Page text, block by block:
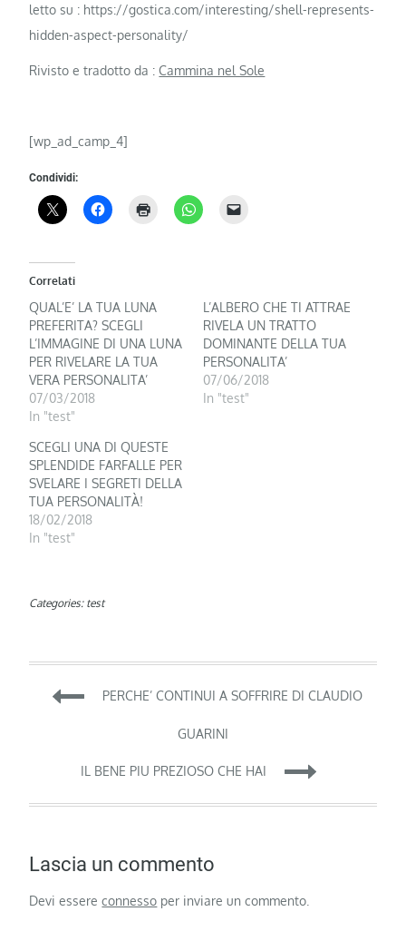
letto su : https://gostica.com/interesting/shell-represents-
hidden-aspect-personality/
Rivisto e tradotto da :Cammina nel Sole
[wp_ad_camp_4]
Condividi:
Correlati
QUAL’E’ LA TUA LUNA
PREFERITA? SCEGLI
L’IMMAGINE DI UNA LUNA
PER RIVELARE LA TUA
VERA PERSONALITA’
07/03/2018
In "test"
L’ALBERO CHE TI ATTRAE
RIVELA UN TRATTO
DOMINANTE DELLA TUA
PERSONALITA’
07/06/2018
In "test"
SCEGLI UNA DI QUESTE
SPLENDIDE FARFALLE PER
SVELARE I SEGRETI DELLA
TUA PERSONALITÀ!
18/02/2018
In "test"
Categories: test
Navigazione
PERCHE’ CONTINUI A SOFFRIRE DI CLAUDIO
GUARINI
IL BENE PIU PREZIOSO CHE HAI
Lascia un commento
Devi essereconnesso per inviare un commento.